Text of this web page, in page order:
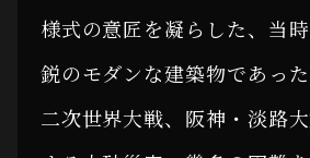
様式の意匠を凝らした、当
鋭のモダンな建築物であっ
二次世界大戦、阪神・淡路